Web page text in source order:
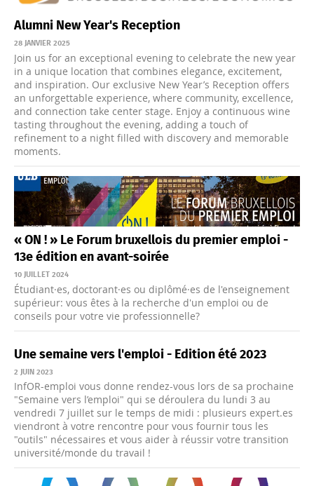
Alumni New Year's Reception
28 JANVIER 2025
Join us for an exceptional evening to celebrate the new year
in a unique location that combines elegance, excitement,
and inspiration. Our exclusive New Year’s Reception offers
an unforgettable experience, where community, excellence,
and connection take center stage. Enjoy a continuous wine
tasting throughout the evening, adding a touch of
refinement to a night filled with discovery and memorable
moments.
« ON ! » Le Forum bruxellois du premier emploi -
13e édition en avant-soirée
10 JUILLET 2024
Étudiant·es, doctorant·es ou diplômé·es de l'enseignement
supérieur: vous êtes à la recherche d'un emploi ou de
conseils pour votre vie professionnelle?
Une semaine vers l'emploi - Edition été 2023
2 JUIN 2023
InfOR-emploi vous donne rendez-vous lors de sa prochaine
"Semaine vers l’emploi" qui se déroulera du lundi 3 au
vendredi 7 juillet sur le temps de midi : plusieurs expert.es
viendront à votre rencontre pour vous fournir tous les
"outils" nécessaires et vous aider à réussir votre transition
université/monde du travail !